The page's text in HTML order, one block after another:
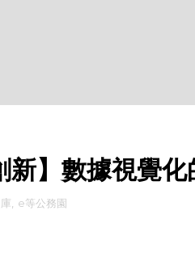
新】數據視覺
e等公務園